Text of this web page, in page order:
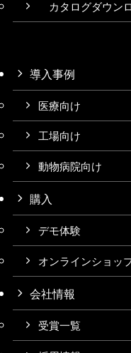
カタログダウン
導入事例
医療向け
工場向け
動物病院向け
購入
デモ体験
オンラインショッ
会社情報
受賞一覧